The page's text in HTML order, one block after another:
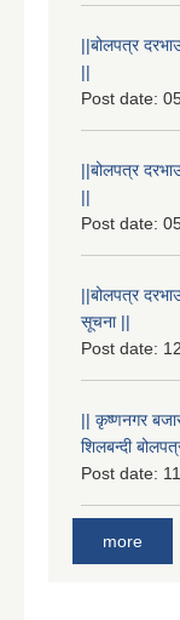
||बोलपत्र
||
Post date:
||बोलपत्र
||
Post date:
||बोलपत्र
सूचना ||
Post date:
|| कृष्णनगर
शिलबन्दी
Post date:
more